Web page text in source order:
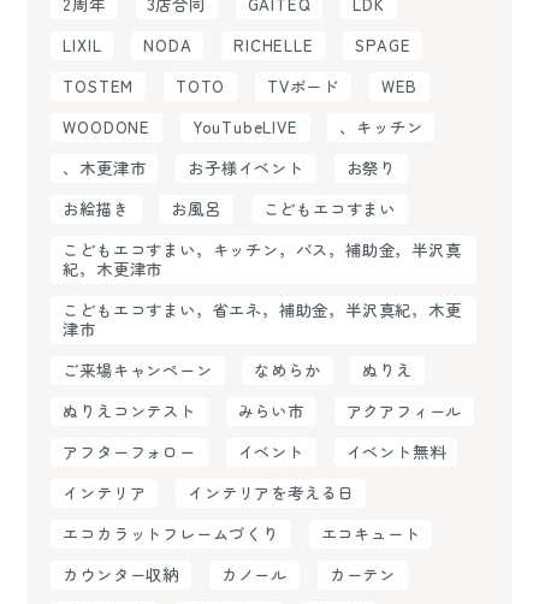
LIXIL
NODA RICHELLE
SPAGE
TOSTEM
TOTO TVボード
WEB
WOODONE
YouTubeLIVE
、キッチン
、木更津市
お子様イベント
お祭り
お絵描き
お風呂
こどもエコすまい
こどもエコすまい，キッチン，バス，補助金，半沢真
紀，木更津市
こどもエコすまい，省エネ，補助金，半沢真紀，木更
津市
ご来場キャンペーン
なめらか
ぬりえ
ぬりえコンテスト
みらい市
アクアフィール
アフターフォロー
イベント
イベント無料
インテリア
インテリアを考える日
エコカラットフレームづくり
エコキュート
カウンター収納
カノール
カーテン